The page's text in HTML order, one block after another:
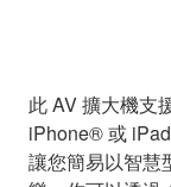
此 AV 擴大機支
iPhone® 或
讓您簡易以智慧